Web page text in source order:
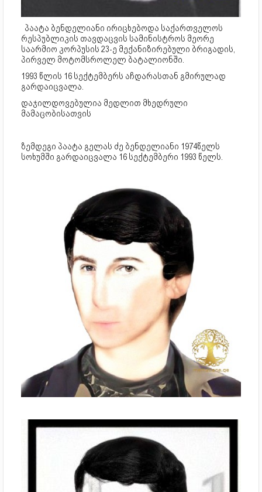
პაატა ბენდელიანი ირიცხებოდა საქართველოს
რესპუბლიკის თავდაცვის სამინისტროს მეორე
საარმიო კორპუსის 23-ე მექანიზირებული ბრიგადის,
პირველ მოტომსროლელ ბატალიონში.
1993 წლის 16 სექტემბერს აჩდარასთან გმირულად
გარდაიცვალა.
დაჯილდოვებულია მედლით მხედრული
მამაცობისათვის
ზემდეგი პაატა გელას ძე ბენდელიანი 1974წელს
სოხუმში გარდაიცვალა 16 სექტემბერი 1993 წელს.